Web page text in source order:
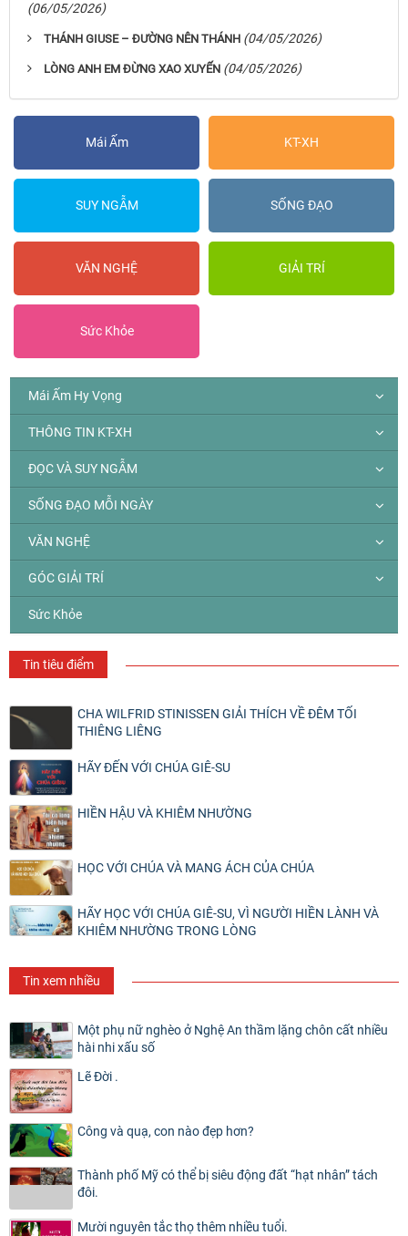
(06/05/2026)
THÁNH GIUSE – ĐƯỜNG NÊN THÁNH (04/05/2026)
LÒNG ANH EM ĐỪNG XAO XUYẾN (04/05/2026)
Mái Ấm KT-XH
SUY NGẪM SỐNG ĐẠO
VĂN NGHỆ GIẢI TRÍ
Sức Khỏe
Mái Ấm Hy Vọng
THÔNG TIN KT-XH
ĐỌC VÀ SUY NGẪM
SỐNG ĐẠO MỖI NGÀY
VĂN NGHỆ
GÓC GIẢI TRÍ
Sức Khỏe
Tin tiêu điểm
CHA WILFRID STINISSEN GIẢI THÍCH VỀ ĐÊM TỐI
THIÊNG LIÊNG
HÃY ĐẾN VỚI CHÚA GIÊ-SU
HIỀN HẬU VÀ KHIÊM NHƯỜNG
HỌC VỚI CHÚA VÀ MANG ÁCH CỦA CHÚA
HÃY HỌC VỚI CHÚA GIÊ-SU, VÌ NGƯỜI HIỀN LÀNH VÀ
KHIÊM NHƯỜNG TRONG LÒNG
Tin xem nhiều
Một phụ nữ nghèo ở Nghệ An thầm lặng chôn cất nhiều
hài nhi xấu số
Lẽ Đời .
Công và quạ, con nào đẹp hơn?
Thành phố Mỹ có thể bị siêu động đất “hạt nhân” tách
đôi.
Mười nguyên tắc thọ thêm nhiều tuổi.